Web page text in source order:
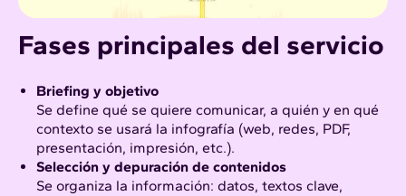
Fases principales del servicio
Briefing y objetivo
Se define qué se quiere comunicar, a quién y en qué
contexto se usará la infografía (web, redes, PDF,
presentación, impresión, etc.).​
Selección y depuración de contenidos
Se organiza la información: datos, textos clave,